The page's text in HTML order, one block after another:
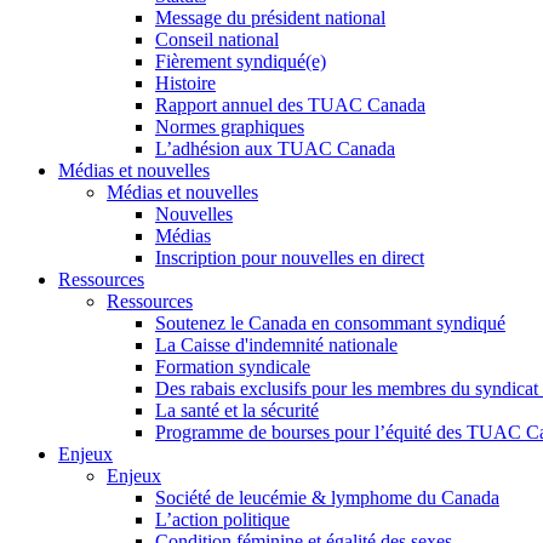
Message du président national
Conseil national
Fièrement syndiqué(e)
Histoire
Rapport annuel des TUAC Canada
Normes graphiques
L’adhésion aux TUAC Canada
Médias et nouvelles
Médias et nouvelles
Nouvelles
Médias
Inscription pour nouvelles en direct
Ressources
Ressources
Soutenez le Canada en consommant syndiqué
La Caisse d'indemnité nationale
Formation syndicale
Des rabais exclusifs pour les membres du
La santé et la sécurité
Programme de bourses pour l’équité des TUAC
Enjeux
Enjeux
Société de leucémie & lymphome du Canada
L’action politique